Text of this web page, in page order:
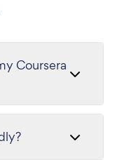
Coursera